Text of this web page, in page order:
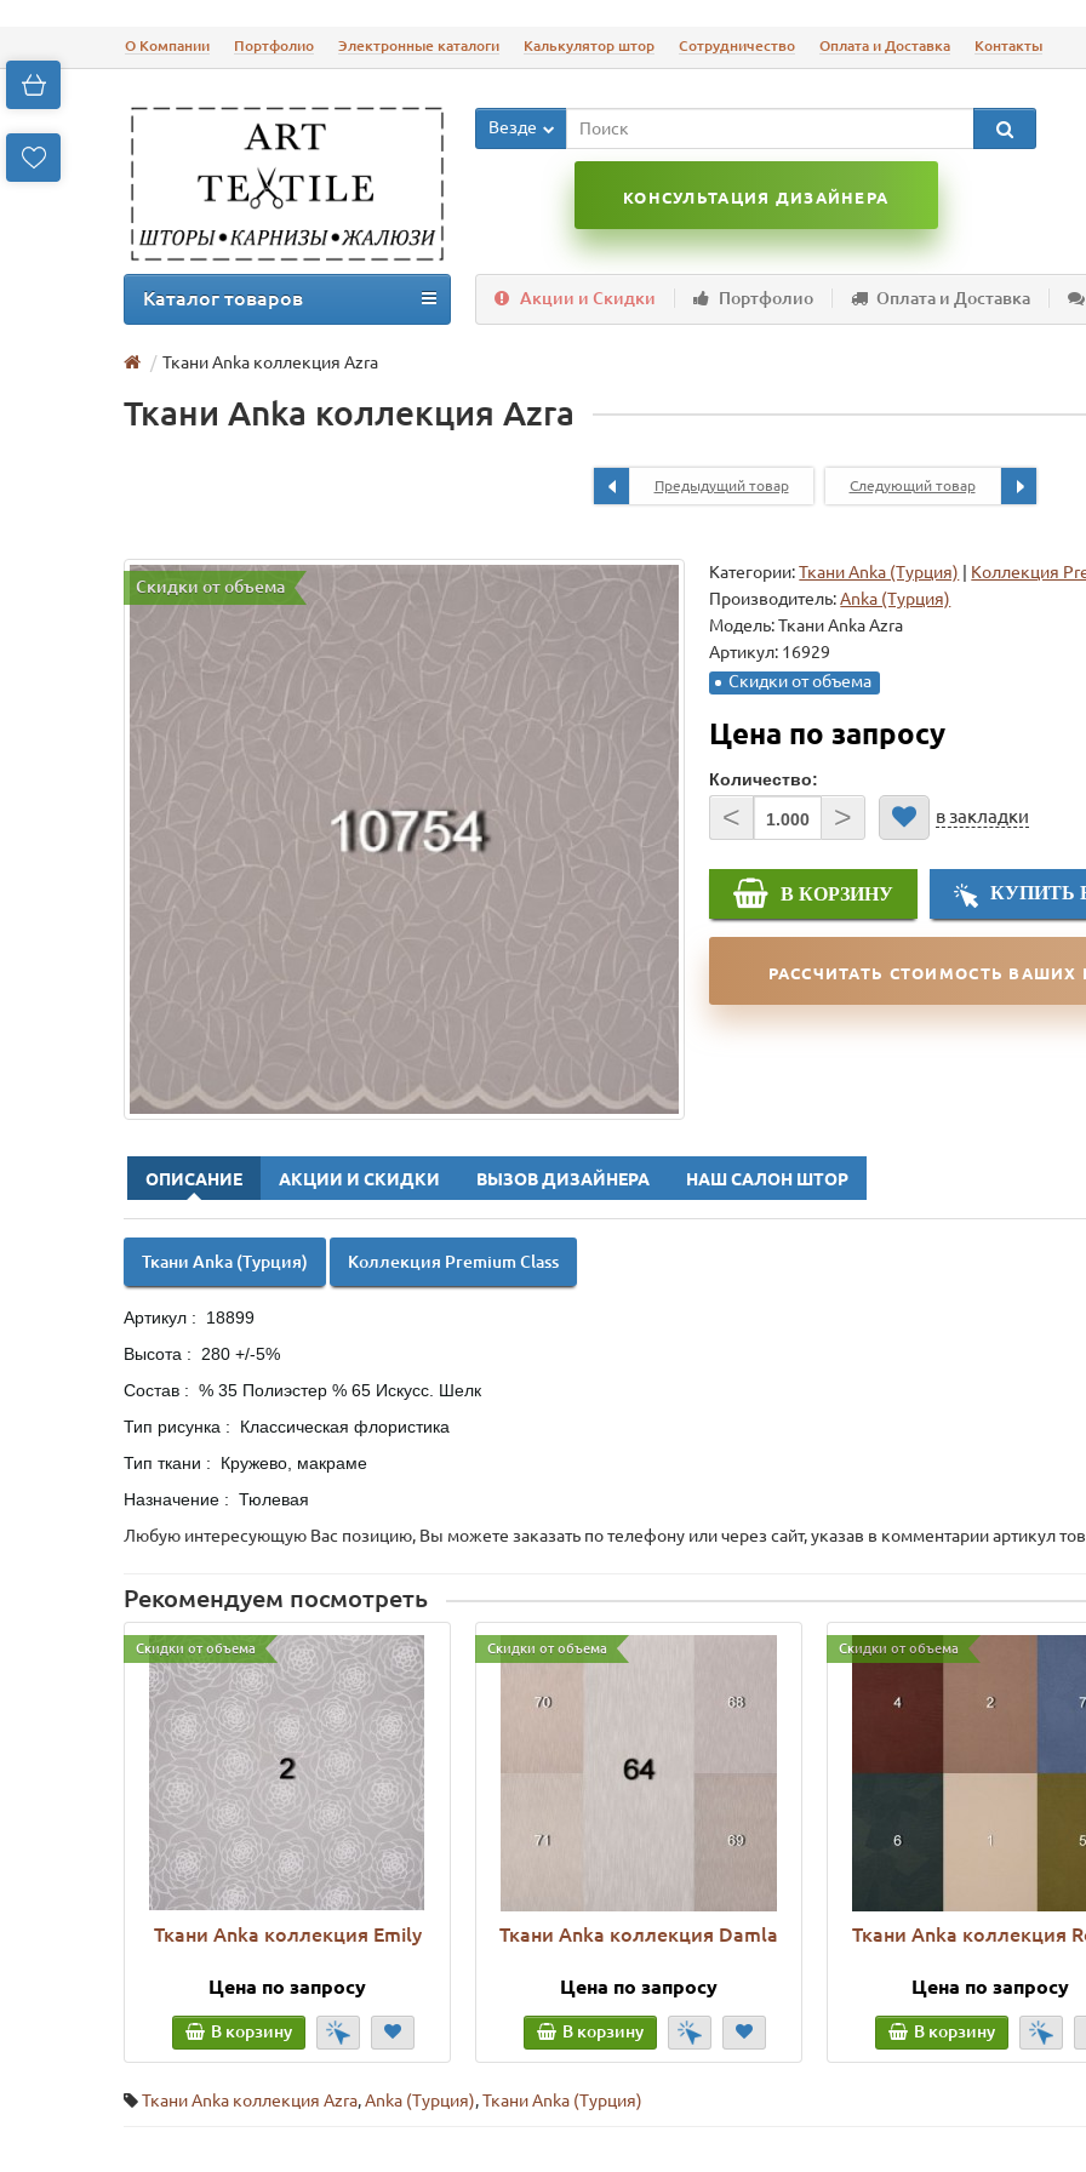
О Компании Портфолио Электронные каталоги Калькулятор штор Сотрудничество Оплата и Доставка Контакты
Везде
КОНСУЛЬТАЦИЯ ДИЗАЙНЕРА
Акции и Скидки Портфолио Оплата и Доставка
Каталог товаров
Ткани Anka коллекция Azra
Ткани Anka коллекция Azra
Предыдущий товар Следующий товар
Скидки от объема
Категории: Ткани Anka (Турция)
Коллекция
Производитель:Anka (Турция)
Модель:Ткани Anka Azra
Артикул: 16929
Скидки от объема
Цена по запросу
Количество:
< > в закладки
В КОРЗИНУ КУПИТЬ
РАССЧИТАТЬ СТОИМОСТЬ ВАШИХ
ОПИСАНИЕ АКЦИИ И СКИДКИ ВЫЗОВ ДИЗАЙНЕРА НАШ САЛОН ШТОР
Ткани Anka (Турция) Коллекция Premium Class
Артикул : 18899
Высота : 280 +/-5%
Состав : % 35 Полиэстер % 65 Искусс. Шелк
Тип рисунка : Классическая флористика
Тип ткани : Кружево, макраме
Назначение : Тюлевая
Любую интересующую Вас позицию, Вы можете заказать по телефону или через сайт, указав в комментарии артикул
Рекомендуем посмотреть
Скидки от объема
Ткани Anka коллекция Emily
Цена по запросу
В корзину
Скидки от объема
Ткани Anka коллекция Damla
Цена по запросу
В корзину
Скидки от объема
Ткани Anka коллекция
Цена по запросу
В корзину
Ткани Anka коллекция Azra,Anka (Турция),Ткани Anka (Турция)